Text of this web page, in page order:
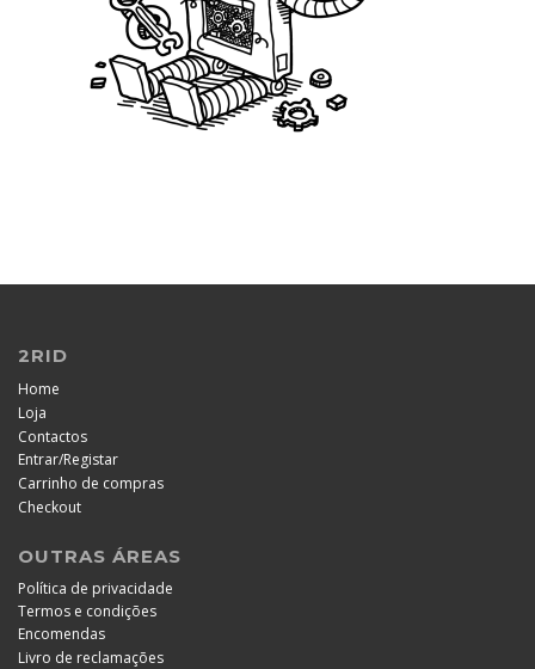
2RID
Home
Loja
Contactos
Entrar/Registar
Carrinho de compras
Checkout
OUTRAS ÁREAS
Política de privacidade
Termos e condições
Encomendas
Livro de reclamações